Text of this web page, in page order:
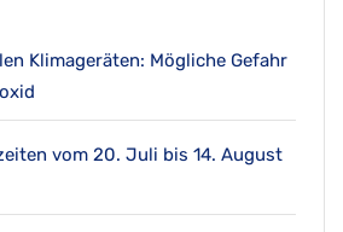
Klimageräten: Mögliche Gefahr
vom 20. Juli bis 14. August